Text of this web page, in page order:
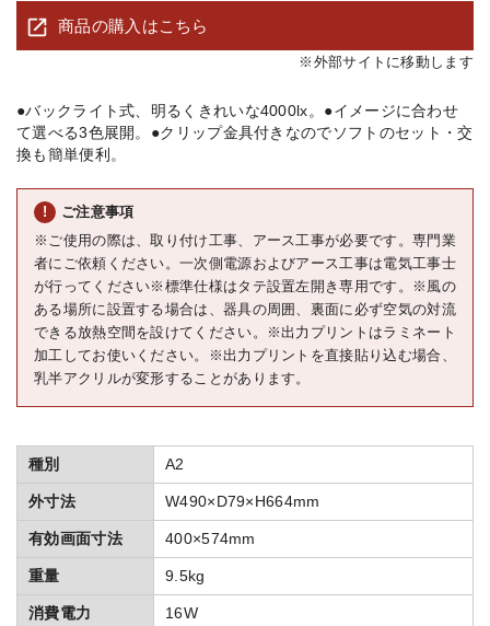
商品の購入はこちら
※外部サイトに移動します
●バックライト式、明るくきれいな4000lx。 ●イメージに合わせ
て選べる3色展開。 ●クリップ金具付きなのでソフトのセット・交
換も簡単便利。
ご注意事項
※ご使用の際は、取り付け工事、アース工事が必要です。専門業
者にご依頼ください。一次側電源およびアース工事は電気工事士
が行ってください※標準仕様はタテ設置左開き専用です。※風の
ある場所に設置する場合は、器具の周囲、裏面に必ず空気の対流
できる放熱空間を設けてください。※出力プリントはラミネート
加工してお使いください。※出力プリントを直接貼り込む場合、
乳半アクリルが変形することがあります。
種別 A2
外寸法 W490×D79×H664mm
有効画面寸法 400×574mm
重量 9.5kg
消費電力 16W